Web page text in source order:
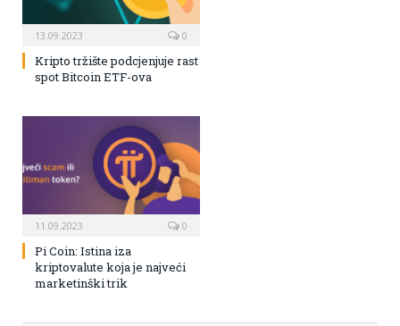
13.09.2023 0
Kripto tržište podcjenjuje rast
spot Bitcoin ETF-ova
11.09.2023 0
Pi Coin: Istina iza
kriptovalute koja je najveći
marketinški trik